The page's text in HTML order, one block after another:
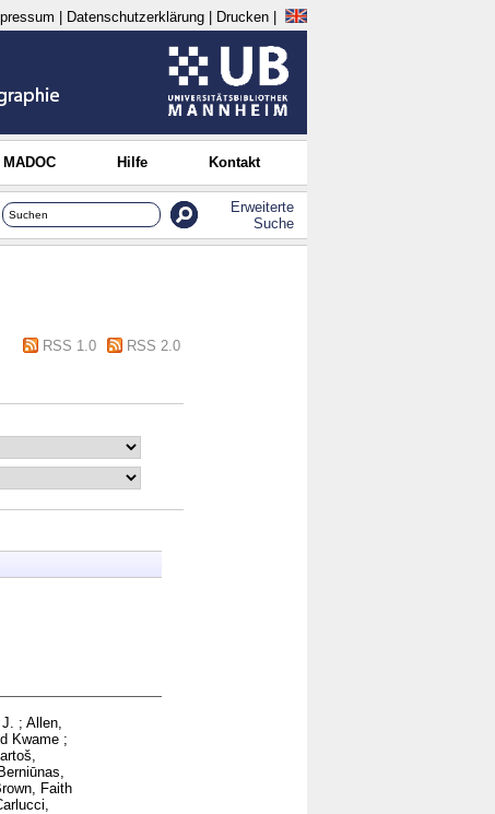
Datenschutzerklärung Drucken
Hilfe Kontakt
Erweiterte
Suche
RSS 1.0
RSS 2.0
; Allen,
Kwame ;
Berniūnas,
Faith